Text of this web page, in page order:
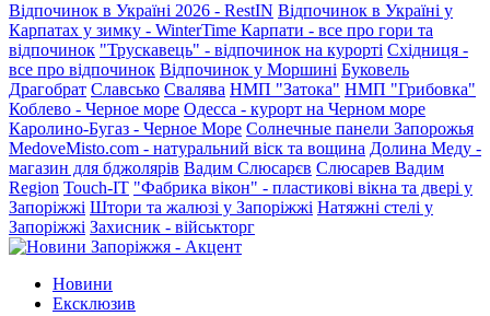
Відпочинок в Україні 2026 - RestIN Відпочинок в Україні у
Карпатах у зимку - WinterTime Карпати - все про гори та
відпочинок "Трускавець" - відпочинок на курорті Східниця -
все про відпочинок Відпочинок у Моршині Буковель
Драгобрат Славсько Свалява НМП "Затока" НМП "Грибовка"
Коблево - Черное море Одесса - курорт на Черном море
Каролино-Бугаз - Черное Море Солнечные панели Запорожья
MedoveMisto.com - натуральний віск та вощина Долина Меду -
магазин для бджолярів Вадим Слюсарєв Слюсарев Вадим
Region Touch-IT "Фабрика вікон" - пластикові вікна та двері у
Запоріжжі Штори та жалюзі у Запоріжжі Натяжні стелі у
Запоріжжі Захисник - військторг
Новини
Ексклюзив